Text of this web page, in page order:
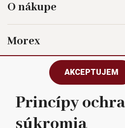
O nákupe
Morex
Sledujte nás
AKCEPTUJEM
Princípy